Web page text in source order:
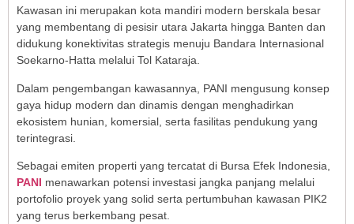
Kawasan ini merupakan kota mandiri modern berskala besar
yang membentang di pesisir utara Jakarta hingga Banten dan
didukung konektivitas strategis menuju Bandara Internasional
Soekarno-Hatta melalui Tol Kataraja.
Dalam pengembangan kawasannya, PANI mengusung konsep
gaya hidup modern dan dinamis dengan menghadirkan
ekosistem hunian, komersial, serta fasilitas pendukung yang
terintegrasi.
Sebagai emiten properti yang tercatat di Bursa Efek Indonesia,
PANI menawarkan potensi investasi jangka panjang melalui
portofolio proyek yang solid serta pertumbuhan kawasan PIK2
yang terus berkembang pesat.